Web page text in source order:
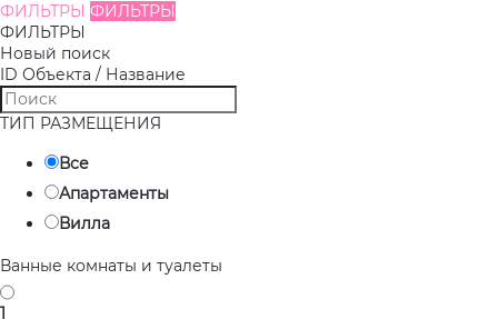
ФИЛЬТРЫ ФИЛЬТРЫ
ФИЛЬТРЫ
Новый поиск
ID Объекта / Название
ТИП РАЗМЕЩЕНИЯ
Все
Апартаменты
Вилла
Ванные комнаты и туалеты
1